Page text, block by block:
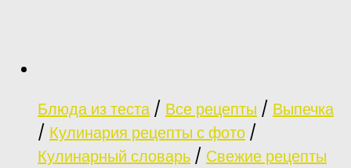
Блюда из теста/ Все рецепты / Выпечка
/ Кулинария рецепты с фото /
Кулинарный словарь / Свежие рецепты